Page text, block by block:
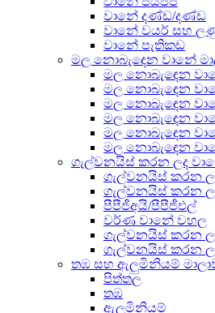
වානේ දණ්ඩ/දණ්ඩ
වානේ වයර් සහ
වානේ පැතිකඩ
මල නොබැඳෙන වානේ
මල නොබැඳෙන
මල නොබැඳෙන
මල නොබැඳෙන
මල නොබැඳෙන
මල නොබැඳෙන
මල නොබැඳෙන
ගැල්වනයිස් කරන ලද
ගැල්වනයිස් කරන
ගැල්වනයිස් කරන
පීපීජීඅයි/පීපීජීඑල්
වර්ණ වානේ වහල
ගැල්වනයිස් කරන
ගැල්වනයිස් කරන
තඹ සහ ඇලුමිනියම්
පිත්තල
තඹ
ඇලුමිනියම්